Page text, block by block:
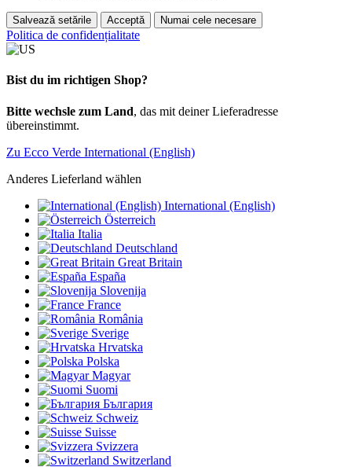
Salvează setările Acceptă Numai cele necesare
Politica de confidențialitate
Bist du im richtigen Shop?
Bitte wechsle zum Land, das mit deiner Lieferadresse
übereinstimmt.
Zu Ecco Verde International (English)
Anderes Lieferland wählen
International (English)
Österreich
Italia
Deutschland
Great Britain
España
Slovenija
France
România
Sverige
Hrvatska
Polska
Magyar
Suomi
България
Schweiz
Suisse
Svizzera
Switzerland